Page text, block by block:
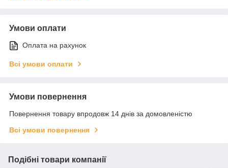
Умови оплати
Оплата на рахунок
Всі умови оплати
Умови повернення
Повернення товару впродовж 14 днів за домовленістю
Всі умови повернення
Подібні товари компанії